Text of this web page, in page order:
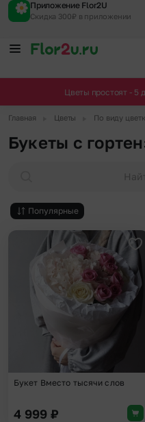
Приложение Flor2U
Скидка 300₽ в приложении
Цветы простоят - 5
Главная Цветы По виду
Букеты с
Популярные
Букет Вместо тысячи слов
4 999 ₽